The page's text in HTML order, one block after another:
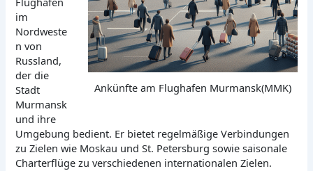
Ankünfte am Flughafen Murmansk(MMK)
im
Nordweste
n von
Russland,
der die
Stadt
Murmansk
und ihre
Umgebung bedient. Er bietet regelmäßige Verbindungen
zu Zielen wie Moskau und St. Petersburg sowie saisonale
Charterflüge zu verschiedenen internationalen Zielen.